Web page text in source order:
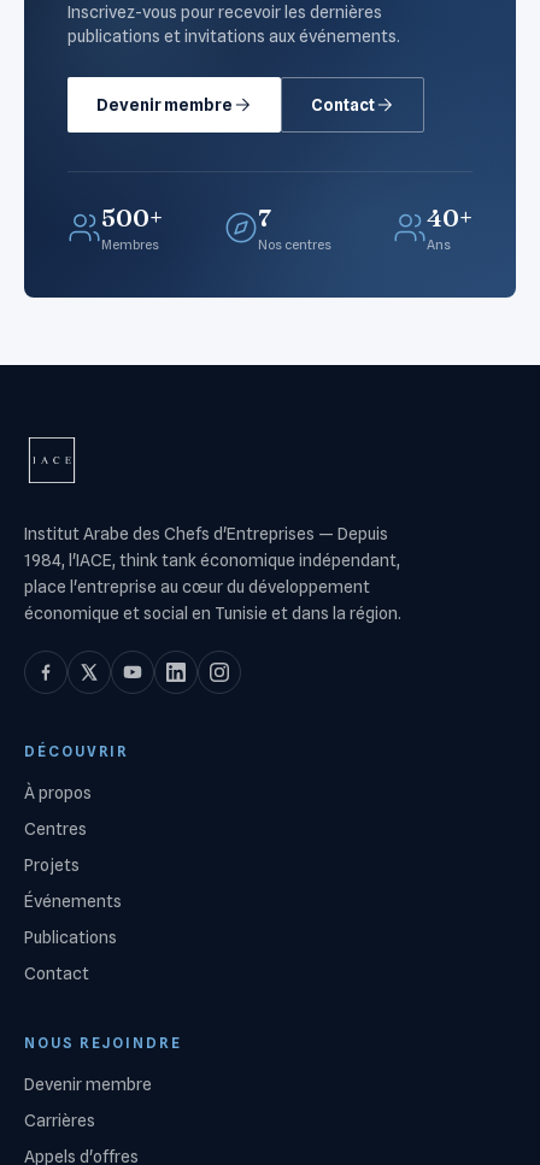
Inscrivez-vous pour recevoir les dernières
publications et invitations aux événements.
Devenir membre Contact
500+
Membres
7
Nos centres
40+
Ans
Institut Arabe des Chefs d'Entreprises — Depuis
1984, l'IACE, think tank économique indépendant,
place l'entreprise au cœur du développement
économique et social en Tunisie et dans la région.
DÉCOUVRIR
À propos
Centres
Projets
Événements
Publications
Contact
NOUS REJOINDRE
Devenir membre
Carrières
Appels d'offres